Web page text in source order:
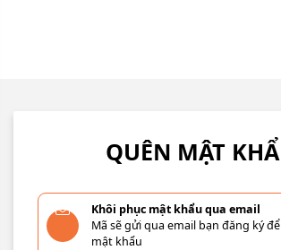
QUÊN MẬT
Khôi phục mật khẩu qua email
Mã sẽ gửi qua email bạn đăng ký
mật khẩu